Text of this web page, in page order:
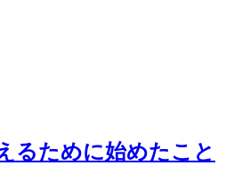
るために始めたこと